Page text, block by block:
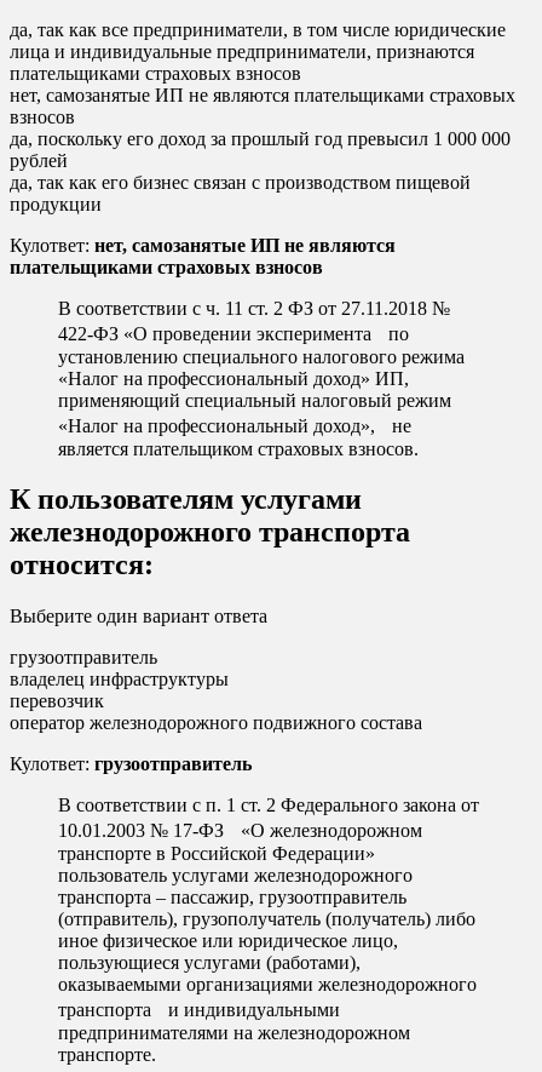
да, так как все предприниматели, в том числе юридические
лица и индивидуальные предприниматели, признаются
плательщиками страховых взносов
нет, самозанятые ИП не являются плательщиками страховых
взносов
да, поскольку его доход за прошлый год превысил 1 000 000
рублей
да, так как его бизнес связан с производством пищевой
продукции
Кулответ: нет, самозанятые ИП не являются
плательщиками страховых взносов
В соответствии с ч. 11 ст. 2 ФЗ от 27.11.2018 №
422-ФЗ «О проведении эксперимента по
установлению специального налогового режима
«Налог на профессиональный доход» ИП,
применяющий специальный налоговый режим
«Налог на профессиональный доход», не
является плательщиком страховых взносов.
К пользователям услугами
железнодорожного транспорта
относится:
Выберите один вариант ответа
грузоотправитель
владелец инфраструктуры
перевозчик
оператор железнодорожного подвижного состава
Кулответ: грузоотправитель
В соответствии с п. 1 ст. 2 Федерального закона от
10.01.2003 № 17-ФЗ «О железнодорожном
транспорте в Российской Федерации»
пользователь услугами железнодорожного
транспорта – пассажир, грузоотправитель
(отправитель), грузополучатель (получатель) либо
иное физическое или юридическое лицо,
пользующиеся услугами (работами),
оказываемыми организациями железнодорожного
транспорта и индивидуальными
предпринимателями на железнодорожном
транспорте.